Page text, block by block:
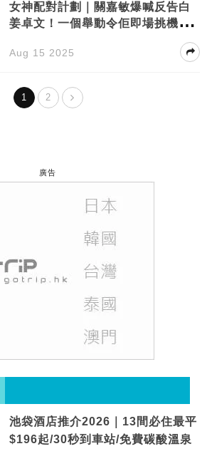
女神配對計劃｜關嘉敏爆喊反告白
姜卓文！一個舉動令佢即場挑機Mat
Aug 15 2025
1 2
廣告
池袋酒店推介2026｜13間必住最平
$196起/30秒到車站/免費碳酸溫泉